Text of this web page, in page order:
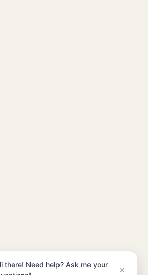
there! Need help? Ask me your
×